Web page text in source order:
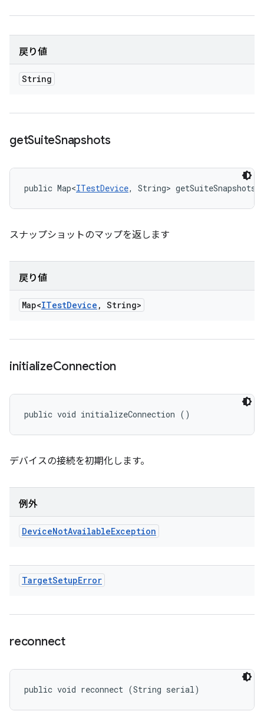
戻り値
String
getSuiteSnapshots
public Map<ITestDevice, String> getSuiteSnapshots
スナップショットのマップを返します
戻り値
Map<ITestDevice , String>
initializeConnection
public void initializeConnection ()
デバイスの接続を初期化します。
例外
DeviceNotAvailableException
TargetSetupError
reconnect
public void reconnect (String serial)